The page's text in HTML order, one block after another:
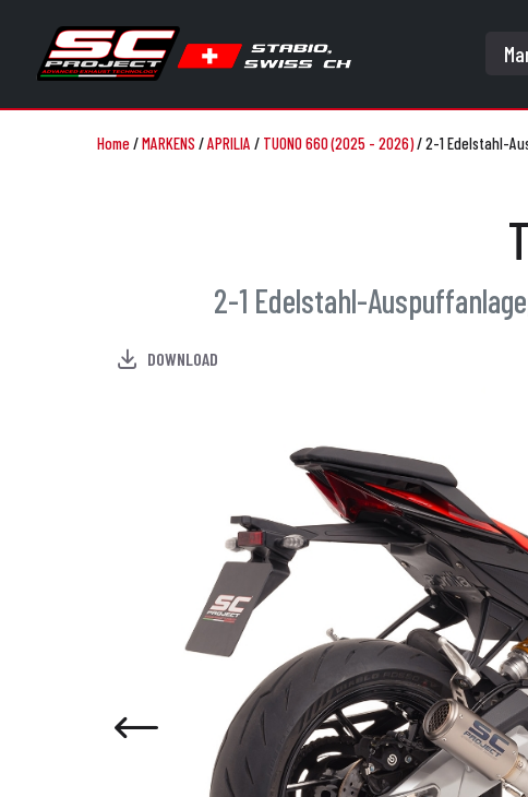
Home/MARKENS /APRILIA / TUONO 660 (2025 - 2026)/2-1 Edelstahl-
2-1 Edelstahl-
DOWNLOAD